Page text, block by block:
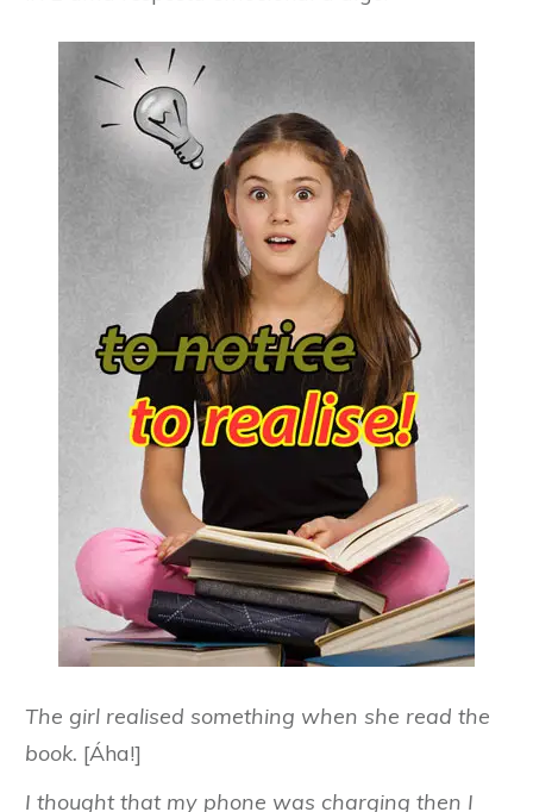
The girl realised something when she read the
book. [Áha!]
I thought that my phone was charging then I